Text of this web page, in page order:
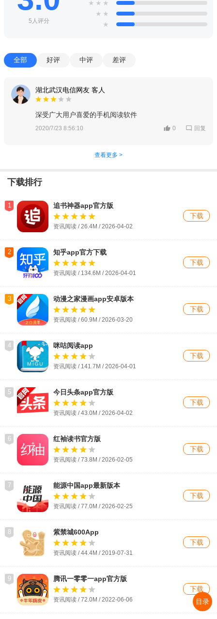
5人评分
★ ★ ★
★ ★
★
全部 好评 中评 差评
湖北武汉电信网友 客人
深受广大用户喜爱的手机阅读软件
2020/7/23 8:56:10 0 回复
查看更多 >
下载排行
1 追书神器app官方版
资讯阅读 / 26.4M / 2026-04-02
下载
2 知乎app官方下载
资讯阅读 / 134.6M / 2026-04-01
下载
3 动漫之家漫画app安卓版本
资讯阅读 / 60.9M / 2026-03-20
下载
4 咪咕阅读app
资讯阅读 / 141.7M / 2026-04-01
下载
5 今日头条app官方版
资讯阅读 / 43.0M / 2026-04-02
下载
6 红袖读书官方版
资讯阅读 / 73.8M / 2026-02-05
下载
7 能源中国app最新版本
资讯阅读 / 77.0M / 2026-02-25
下载
8 紫禁城600App
资讯阅读 / 44.4M / 2019-07-31
下载
9 腾讯一零零一app官方版
资讯阅读 / 72.0M / 2022-06-06
下载
目录